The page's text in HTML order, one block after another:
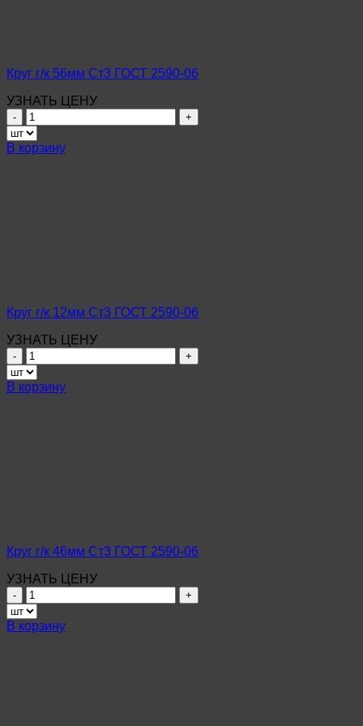
Круг г/к 56мм Ст3 ГОСТ 2590-06
УЗНАТЬ ЦЕНУ
Количество
товара
Круг
г/
В корзину
Круг г/к 12мм Ст3 ГОСТ 2590-06
УЗНАТЬ ЦЕНУ
Количество
товара
Круг
г/
В корзину
Круг г/к 46мм Ст3 ГОСТ 2590-06
УЗНАТЬ ЦЕНУ
Количество
товара
Круг
г/
В корзину